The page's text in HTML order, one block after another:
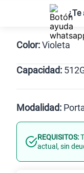
¿Te
Color:Violeta
Violeta
Capacidad:
512GB
Modalidad:
Línea Nueva
REQUISITOS:
actual, sin